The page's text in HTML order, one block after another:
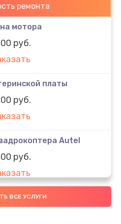
ремонта
мотора
руб.
платы
руб.
Autel
руб.
GPS-модуля
ВСЕ УСЛУГИ